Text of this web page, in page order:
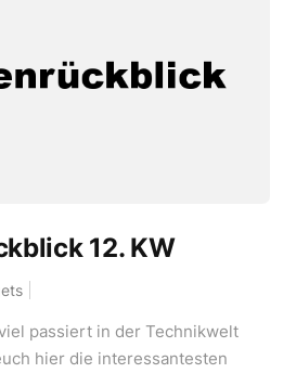
12. KW
passiert in der Technikwelt
hier die interessantesten